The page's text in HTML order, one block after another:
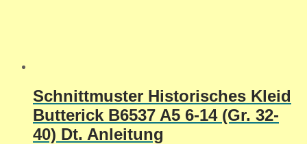
Schnittmuster Historisches Kleid
Butterick B6537 A5 6-14 (Gr. 32-
40) Dt. Anleitung